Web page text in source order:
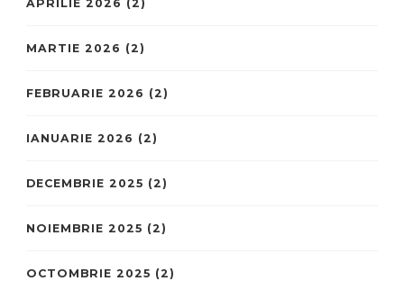
APRILIE 2026 (2)
MARTIE 2026 (2)
FEBRUARIE 2026 (2)
IANUARIE 2026 (2)
DECEMBRIE 2025 (2)
NOIEMBRIE 2025 (2)
OCTOMBRIE 2025 (2)